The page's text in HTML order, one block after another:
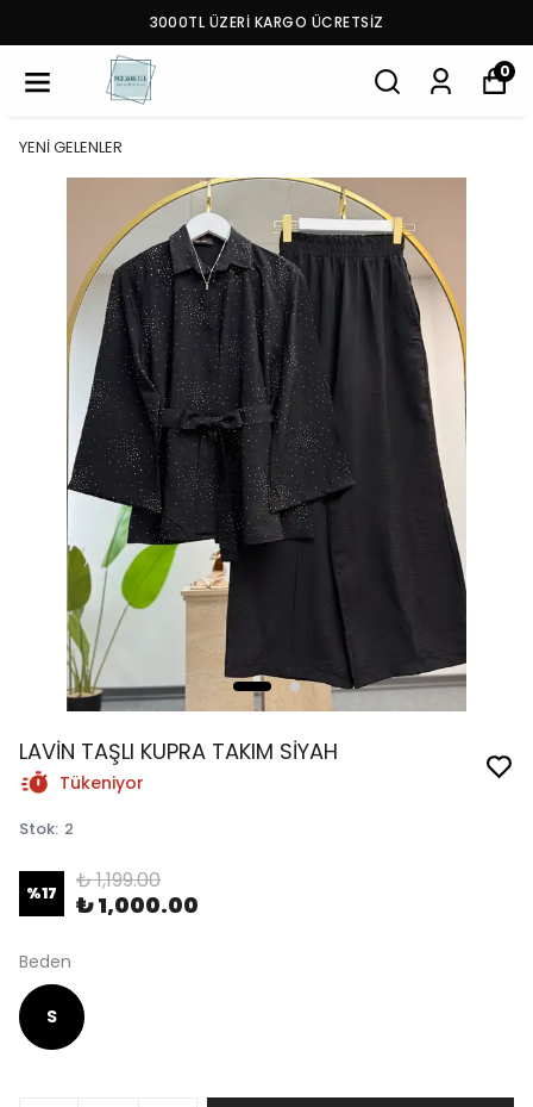
3000TL ÜZERİ KARGO ÜCRETSİZ
0
YENİ GELENLER
LAVİN TAŞLI KUPRA TAKIM SİYAH
Tükeniyor
Stok: 2
%17 ₺ 1,199.00
₺ 1,000.00
Beden
S